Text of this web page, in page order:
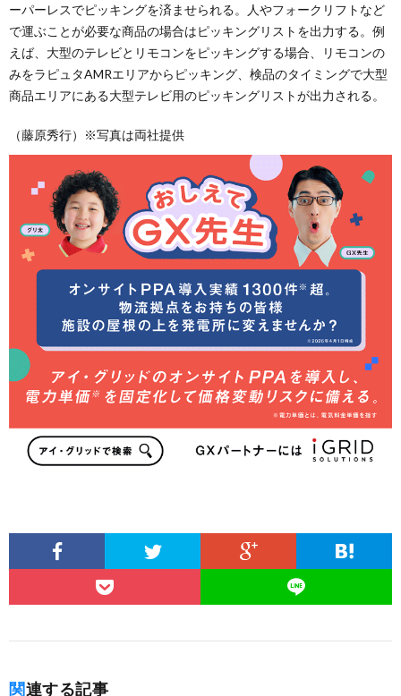
ーパーレスでピッキングを済ませられる。人やフォークリフトなど
で運ぶことが必要な商品の場合はピッキングリストを出力する。例
えば、大型のテレビとリモコンをピッキングする場合、リモコンの
みをラピュタAMRエリアからピッキング、検品のタイミングで大型
商品エリアにある大型テレビ用のピッキングリストが出力される。
（藤原秀行）※写真は両社提供
関連する記事